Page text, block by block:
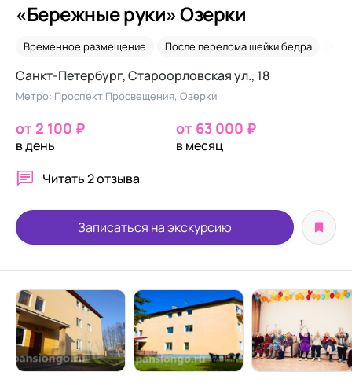
«Бережные руки» Озерки
Временное размещение После перелома шейки бедра
Санкт-Петербург, Староорловская ул., 18
Метро: Проспект Просвещения, Озерки
от 2 100 ₽
в день
от 63 000 ₽
в месяц
Читать2 отзыва
Записаться на экскурсию